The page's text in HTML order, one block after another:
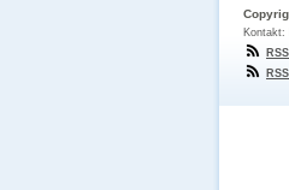
Kontakt: